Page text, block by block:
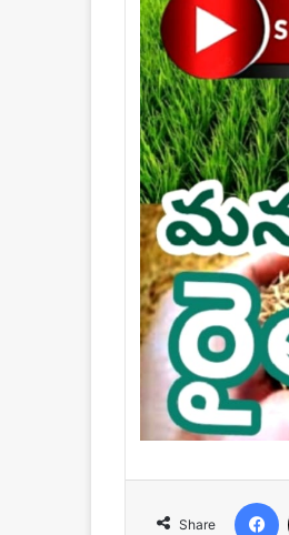
Share